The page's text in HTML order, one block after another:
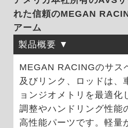
れた信頼のMEGAN
アーム
製品概要
MEGAN RACINGのサス
及びリンク、ロッドは、
ョンジオメトリを最適化
調整やハンドリング性能
高性能パーツです。軽量